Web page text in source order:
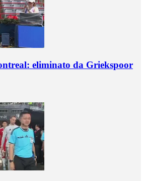
eliminato da Griekspoor